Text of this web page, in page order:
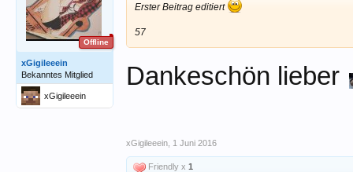
Offline
xGigileeein
Bekanntes Mitglied
xGigileeein
Erster Beitrag editiert
57
Dankeschön lieber
xGigileeein 1 Juni 2016
Friendly x 1